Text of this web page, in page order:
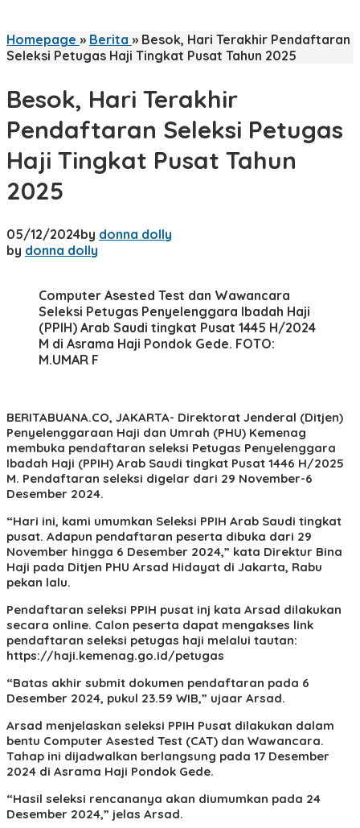
Homepage » Berita » Besok, Hari Terakhir Pendaftaran
Seleksi Petugas Haji Tingkat Pusat Tahun 2025
Besok, Hari Terakhir
Pendaftaran Seleksi Petugas
Haji Tingkat Pusat Tahun
2025
05/12/2024by donna dolly
by donna dolly
Computer Asested Test dan Wawancara
Seleksi Petugas Penyelenggara Ibadah Haji
(PPIH) Arab Saudi tingkat Pusat 1445 H/2024
M di Asrama Haji Pondok Gede. FOTO:
M.UMAR F
BERITABUANA.CO, JAKARTA- Direktorat Jenderal (Ditjen)
Penyelenggaraan Haji dan Umrah (PHU) Kemenag
membuka pendaftaran seleksi Petugas Penyelenggara
Ibadah Haji (PPIH) Arab Saudi tingkat Pusat 1446 H/2025
M. Pendaftaran seleksi digelar dari 29 November-6
Desember 2024.
“Hari ini, kami umumkan Seleksi PPIH Arab Saudi tingkat
pusat. Adapun pendaftaran peserta dibuka dari 29
November hingga 6 Desember 2024,” kata Direktur Bina
Haji pada Ditjen PHU Arsad Hidayat di Jakarta, Rabu
pekan lalu.
Pendaftaran seleksi PPIH pusat inj kata Arsad dilakukan
secara online. Calon peserta dapat mengakses link
pendaftaran seleksi petugas haji melalui tautan:
https://haji.kemenag.go.id/petugas
“Batas akhir submit dokumen pendaftaran pada 6
Desember 2024, pukul 23.59 WIB,” ujaar Arsad.
Arsad menjelaskan seleksi PPIH Pusat dilakukan dalam
bentu Computer Asested Test (CAT) dan Wawancara.
Tahap ini dijadwalkan berlangsung pada 17 Desember
2024 di Asrama Haji Pondok Gede.
“Hasil seleksi rencananya akan diumumkan pada 24
Desember 2024,” jelas Arsad.